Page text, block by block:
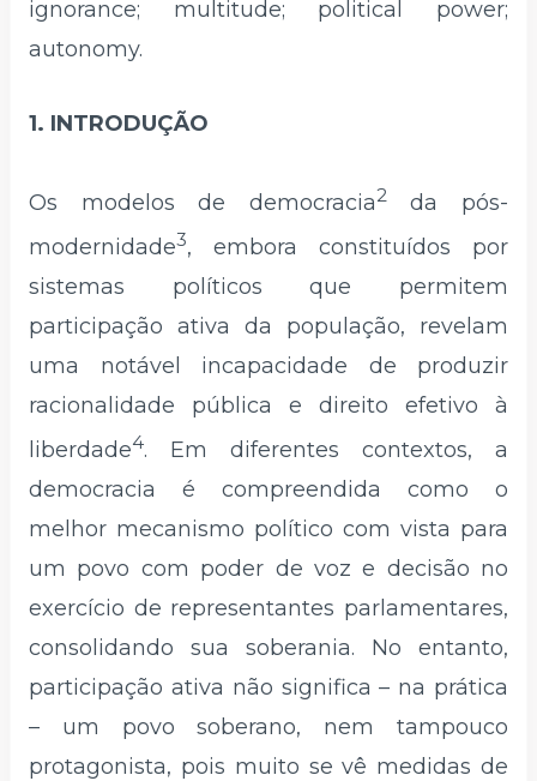
ignorance; multitude; political power;
autonomy.
1. INTRODUÇÃO
Os modelos de democracia2da pós-
modernidade3, embora constituídos por
sistemas políticos que permitem
participação ativa da população, revelam
uma notável incapacidade de produzir
racionalidade pública e direito efetivo à
liberdade4. Em diferentes contextos, a
democracia é compreendida como o
melhor mecanismo político com vista para
um povo com poder de voz e decisão no
exercício de representantes parlamentares,
consolidando sua soberania. No entanto,
participação ativa não significa – na prática
– um povo soberano, nem tampouco
protagonista, pois muito se vê medidas de